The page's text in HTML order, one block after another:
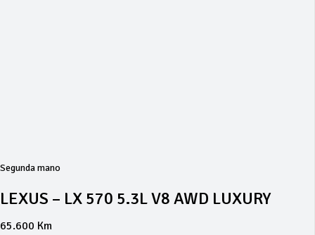
Segunda mano
LEXUS – LX 570 5.3L V8 AWD LUXURY
65.600 Km